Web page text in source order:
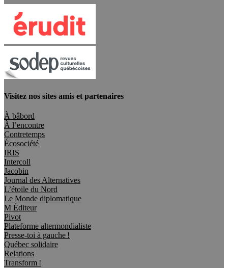
Visitez nos sites amis et partenaires
À bâbord
À l’encontre
Contretemps
Écosociété
IRIS
Intercoll
Jacobin
Journal des Alternatives
L’étoile du Nord
Le Monde diplomatique
M Éditeur
Pivot
Plateforme altermondialiste
Presse-toi à gauche !
Québec solidaire
Relations
Transform !